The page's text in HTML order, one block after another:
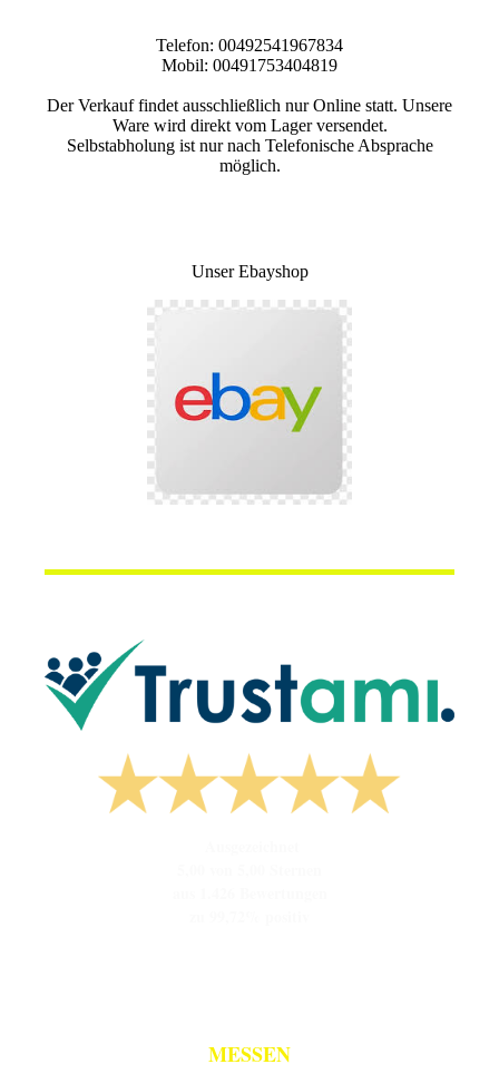
Telefon: 00492541967834
Mobil: 00491753404819
Der Verkauf findet ausschließlich nur Online statt. Unsere
Ware wird direkt vom Lager versendet.
Selbstabholung ist nur nach Telefonische Absprache
möglich.
Unser Ebayshop
MESSEN